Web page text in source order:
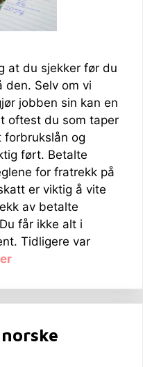
at du sjekker før du
den. Selv om vi
jobben sin kan en
oftest du som taper
forbrukslån og
ført. Betalte
for fratrekk på
er viktig å vite
av betalte
får ikke alt i
Tidligere var